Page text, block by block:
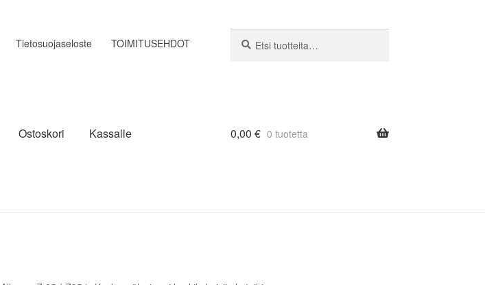
Tietosuojaseloste TOIMITUSEHDOT
Ostoskori Kassalle 0,00 € 0 tuotetta